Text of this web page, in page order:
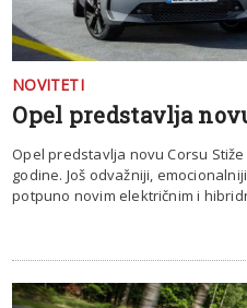
NOVITETI
Opel predstavlja
Opel predstavlja novu Corsu
godine. Još odvažniji,
potpuno novim električnim i